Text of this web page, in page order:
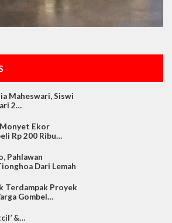
Maheswari, Siswi
2…
Ekor
Rp 200 Ribu…
Pahlawan
Dari Lemah
Terdampak Proyek
Gombel…
&…